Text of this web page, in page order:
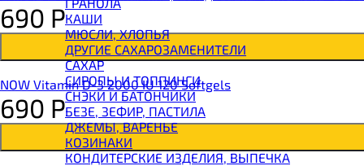
BOMBBAR Батончик протеиновый
BOMBBAR Батончик-мюсли
CHIKALAB Вафля двойная с начинкой
SNAQ FABRIQ Вафли с начинкой
SNAQ FABRIQ Хлебцы рисовые
SNAQ FABRIQ Батончик шоколадный без сахара
SNAQ FABRIQ Батончик в шоколаде Coco
SNAQ FABRIQ Батончик в шоколаде Snaqer
КАШИ
МЮСЛИ, ХЛОПЬЯ
ДРУГИЕ САХАРОЗАМЕНИТЕЛИ
САХАР
СИРОПЫ И ТОППИНГИ
СНЭКИ И БАТОНЧИКИ
БЕЗЕ, ЗЕФИР, ПАСТИЛА
ДЖЕМЫ, ВАРЕНЬЕ
КОЗИНАКИ
КОНДИТЕРСКИЕ ИЗДЕЛИЯ, ВЫПЕЧКА
690 Р
NOW Vitamin D-3 2000 IU 120 Softgels
690 Р